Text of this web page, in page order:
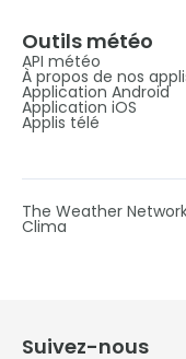
Outils météo
API météo
À propos de nos
Application Android
Application iOS
Applis télé
The Weather
Clima
Suivez-nous